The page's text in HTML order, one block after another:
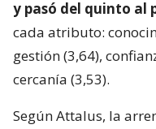
y pasó del quinto al
cada atributo:
gestión (3,64),
cercanía (3,53).
Según Attalus, la